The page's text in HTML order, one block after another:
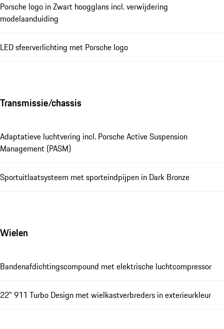
Porsche logo in Zwart hoogglans incl. verwijdering
modelaanduiding
LED sfeerverlichting met Porsche logo
Transmissie/chassis
Adaptatieve luchtvering incl. Porsche Active Suspension
Management (PASM)
Sportuitlaatsysteem met sporteindpijpen in Dark Bronze
Wielen
Bandenafdichtingscompound met elektrische luchtcompressor
22" 911 Turbo Design met wielkastverbreders in exterieurkleur